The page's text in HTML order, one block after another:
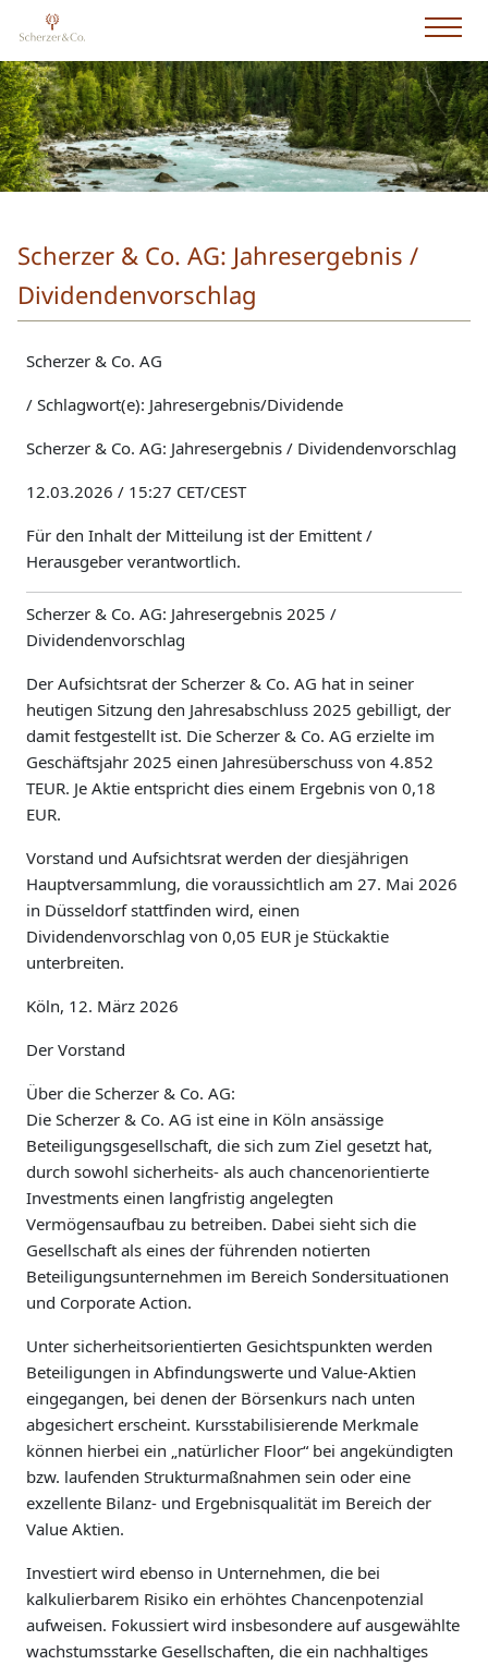
Scherzer & Co. AG: Jahresergebnis /
Dividendenvorschlag
Scherzer & Co. AG
/ Schlagwort(e): Jahresergebnis/Dividende
Scherzer & Co. AG: Jahresergebnis / Dividendenvorschlag
12.03.2026 / 15:27 CET/CEST
Für den Inhalt der Mitteilung ist der Emittent /
Herausgeber verantwortlich.
Scherzer & Co. AG: Jahresergebnis 2025 /
Dividendenvorschlag
Der Aufsichtsrat der Scherzer & Co. AG hat in seiner
heutigen Sitzung den Jahresabschluss 2025 gebilligt, der
damit festgestellt ist. Die Scherzer & Co. AG erzielte im
Geschäftsjahr 2025 einen Jahresüberschuss von 4.852
TEUR. Je Aktie entspricht dies einem Ergebnis von 0,18
EUR.
Vorstand und Aufsichtsrat werden der diesjährigen
Hauptversammlung, die voraussichtlich am 27. Mai 2026
in Düsseldorf stattfinden wird, einen
Dividendenvorschlag von 0,05 EUR je Stückaktie
unterbreiten.
Köln, 12. März 2026
Der Vorstand
Über die Scherzer & Co. AG:
Die Scherzer & Co. AG ist eine in Köln ansässige
Beteiligungsgesellschaft, die sich zum Ziel gesetzt hat,
durch sowohl sicherheits- als auch chancenorientierte
Investments einen langfristig angelegten
Vermögensaufbau zu betreiben. Dabei sieht sich die
Gesellschaft als eines der führenden notierten
Beteiligungsunternehmen im Bereich Sondersituationen
und Corporate Action.
Unter sicherheitsorientierten Gesichtspunkten werden
Beteiligungen in Abfindungswerte und Value-Aktien
eingegangen, bei denen der Börsenkurs nach unten
abgesichert erscheint. Kursstabilisierende Merkmale
können hierbei ein „natürlicher Floor“ bei angekündigten
bzw. laufenden Strukturmaßnahmen sein oder eine
exzellente Bilanz- und Ergebnisqualität im Bereich der
Value Aktien.
Investiert wird ebenso in Unternehmen, die bei
kalkulierbarem Risiko ein erhöhtes Chancenpotenzial
aufweisen. Fokussiert wird insbesondere auf ausgewählte
wachstumsstarke Gesellschaften, die ein nachhaltiges